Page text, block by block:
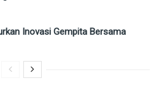
Inovasi Gempita Bersama